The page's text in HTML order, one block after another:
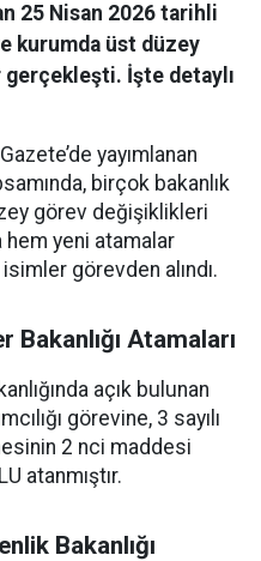
25 Nisan 2026 tarihli
kurumda üst düzey
gerçekleşti. İşte detaylı
yayımlanan
birçok bakanlık
görev değişiklikleri
hem yeni atamalar
görevden alındı.
Atamaları
açık bulunan
görevine, 3 sayılı
2 nci maddesi
atanmıştır.
Bakanlığı